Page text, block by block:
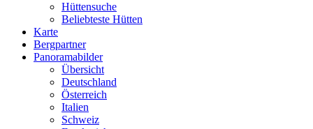
Hüttensuche
Beliebteste Hütten
Karte
Bergpartner
Panoramabilder
Übersicht
Deutschland
Österreich
Italien
Schweiz